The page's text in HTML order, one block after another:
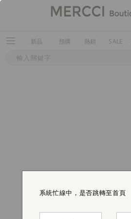
新品 預購 熱銷 SALE
系統忙線中，是否跳轉至首頁
系統忙線中，是否跳轉至首頁
系統忙線中，是否跳轉至首頁
系統忙線中，是否跳轉至首頁
系統忙線中，是否跳轉至首頁